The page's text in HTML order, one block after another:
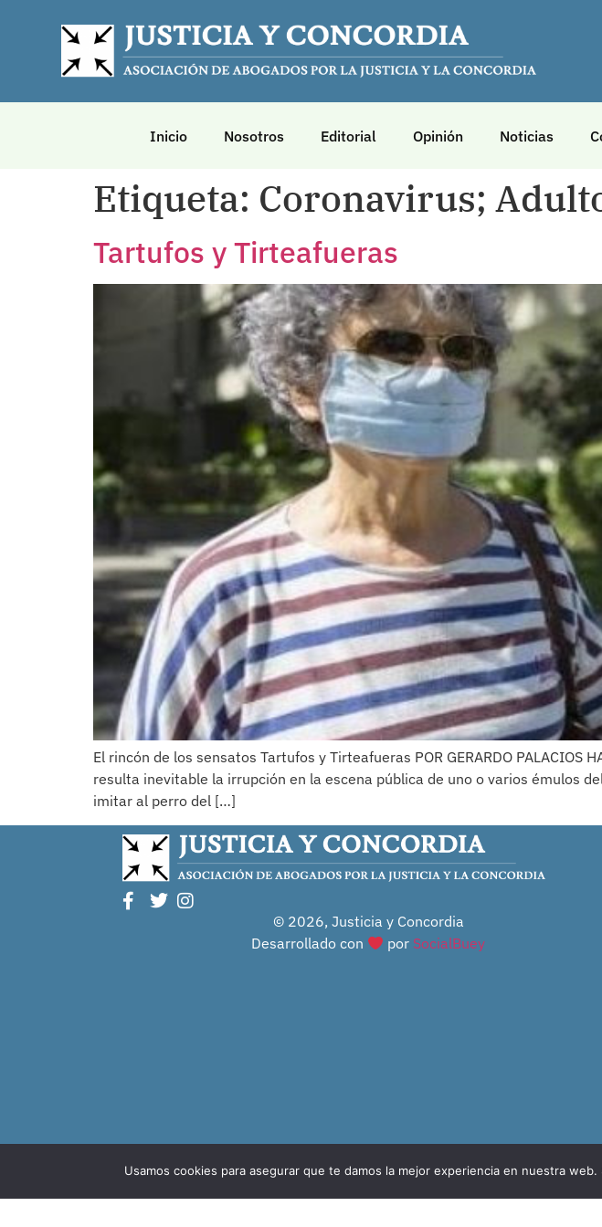
Inicio Nosotros Editorial Opinión Noticias
Etiqueta: Coronavirus;
Tartufos y Tirteafueras
El rincón de los sensatos Tartufos y Tirteafueras­ POR GERARDO
resulta inevitable la irrupción en la escena pública de uno o varios émulos
imitar al perro del […]
© 2026, Justicia y Concordia
Desarrollado con
por SocialBuey
Usamos cookies para asegurar que te damos la mejor experiencia en nuestra